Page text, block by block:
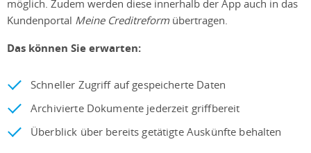
möglich. Zudem werden diese innerhalb der App auch in das
Kundenportal Meine Creditreformübertragen.
Das können Sie erwarten:
Schneller Zugriff auf gespeicherte Daten
Archivierte Dokumente jederzeit griffbereit
Überblick über bereits getätigte Auskünfte behalten